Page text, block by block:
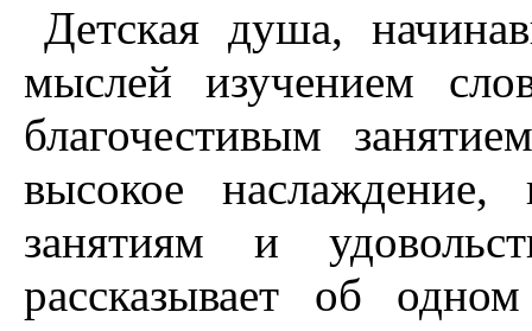
Детская душа,
мыслей изучением
благочестивым
высокое
занятиям и
рассказывает об